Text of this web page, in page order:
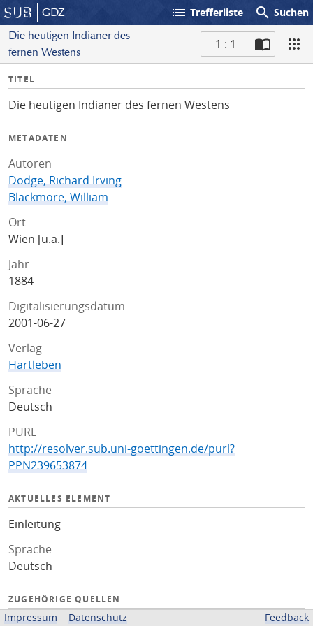
GDZ list Trefferliste search Suchen
Die heutigen Indianer des
fernen Westens
1 : 1
I
f
TITEL
Die heutigen Indianer des fernen Westens
METADATEN
Autoren
Dodge, Richard Irving
Blackmore, William
Ort
Wien [u.a.]
Jahr
1884
Digitalisierungsdatum
2001-06-27
Verlag
Hartleben
Sprache
Deutsch
PURL
http://resolver.sub.uni-goettingen.de/purl?
PPN239653874
AKTUELLES ELEMENT
Einleitung
Sprache
Deutsch
ZUGEHÖRIGE QUELLEN
Impressum Datenschutz Feedback